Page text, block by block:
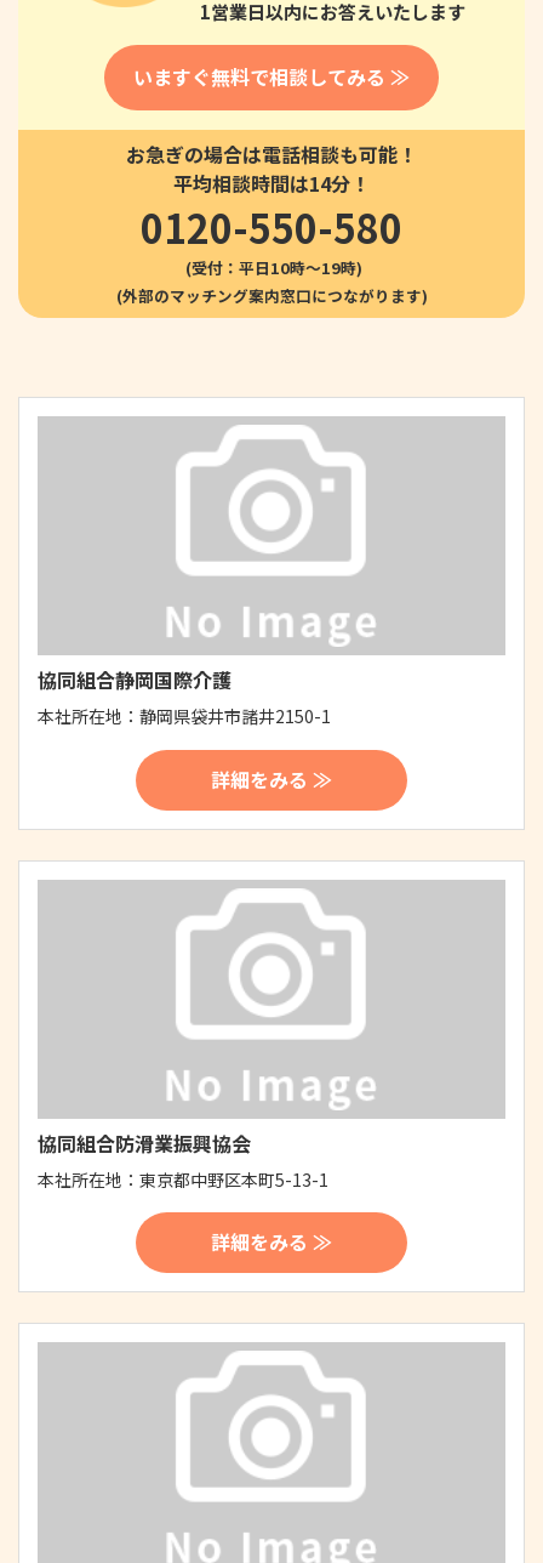
1営業日以内にお答えいたします
いますぐ無料で相談してみる ≫
お急ぎの場合は電話相談も可能！
平均相談時間は14分！
0120-550-580
(受付：平日10時〜19時)
協同組合静岡国際介護
本社所在地： 静岡県袋井市諸井2150-1
詳細をみる ≫
協同組合防滑業振興協会
本社所在地： 東京都中野区本町5-13-1
詳細をみる ≫